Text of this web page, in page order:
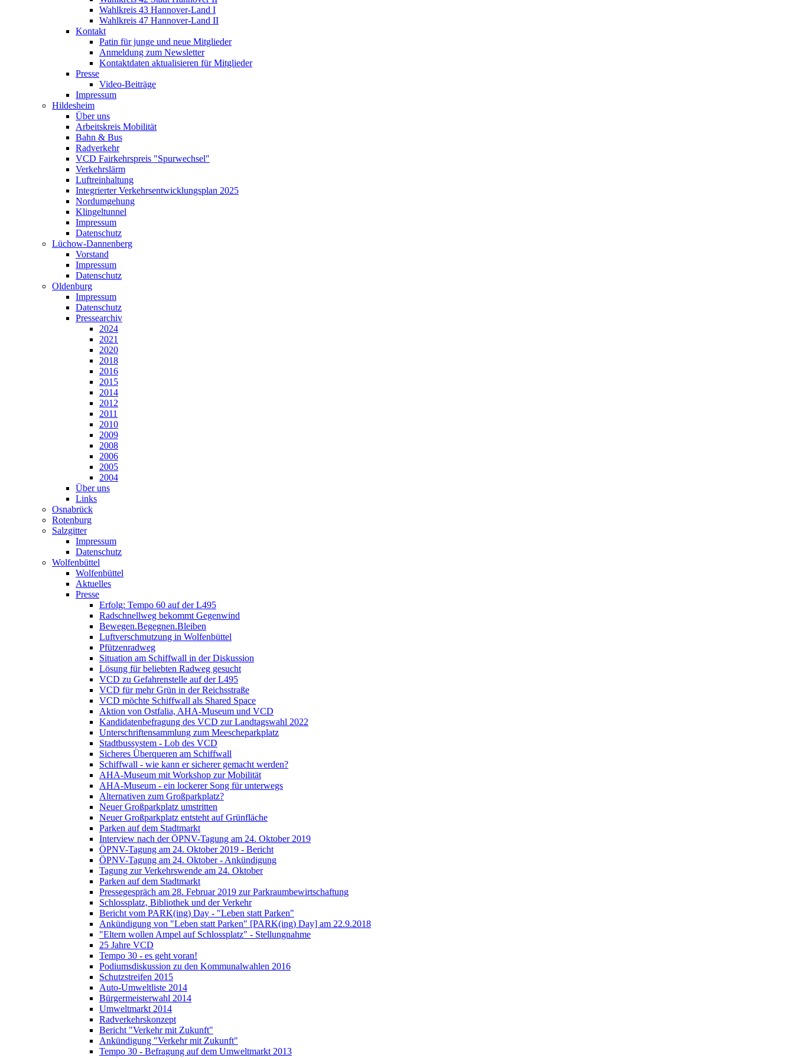
Wahlkreis 43 Hannover-Land I
Wahlkreis 47 Hannover-Land II
Kontakt
Patin für junge und neue Mitglieder
Anmeldung zum Newsletter
Kontaktdaten aktualisieren für Mitglieder
Presse
Video-Beiträge
Impressum
Hildesheim
Über uns
Arbeitskreis Mobilität
Bahn & Bus
Radverkehr
VCD Fairkehrspreis "Spurwechsel"
Verkehrslärm
Luftreinhaltung
Integrierter Verkehrsentwicklungsplan 2025
Nordumgehung
Klingeltunnel
Impressum
Datenschutz
Lüchow-Dannenberg
Vorstand
Impressum
Datenschutz
Oldenburg
Impressum
Datenschutz
Pressearchiv
2024
2021
2020
2018
2016
2015
2014
2012
2011
2010
2009
2008
2006
2005
2004
Über uns
Links
Osnabrück
Rotenburg
Salzgitter
Impressum
Datenschutz
Wolfenbüttel
Wolfenbüttel
Aktuelles
Presse
Erfolg: Tempo 60 auf der L495
Radschnellweg bekommt Gegenwind
Bewegen.Begegnen.Bleiben
Luftverschmutzung in Wolfenbüttel
Pfützenradweg
Situation am Schiffwall in der Diskussion
Lösung für beliebten Radweg gesucht
VCD zu Gefahrenstelle auf der L495
VCD für mehr Grün in der Reichsstraße
VCD möchte Schiffwall als Shared Space
Aktion von Ostfalia, AHA-Museum und VCD
Kandidatenbefragung des VCD zur Landtagswahl 2022
Unterschriftensammlung zum Meescheparkplatz
Stadtbussystem - Lob des VCD
Sicheres Überqueren am Schiffwall
Schiffwall - wie kann er sicherer gemacht werden?
AHA-Museum mit Workshop zur Mobilität
AHA-Museum - ein lockerer Song für unterwegs
Alternativen zum Großparkplatz?
Neuer Großparkplatz umstritten
Neuer Großparkplatz entsteht auf Grünfläche
Parken auf dem Stadtmarkt
Interview nach der ÖPNV-Tagung am 24. Oktober 2019
ÖPNV-Tagung am 24. Oktober 2019 - Bericht
ÖPNV-Tagung am 24. Oktober - Ankündigung
Tagung zur Verkehrswende am 24. Oktober
Parken auf dem Stadtmarkt
Pressegespräch am 28. Februar 2019 zur Parkraumbewirtschaftung
Schlossplatz, Bibliothek und der Verkehr
Bericht vom PARK(ing) Day - "Leben statt Parken"
Ankündigung von "Leben statt Parken" [PARK(ing) Day] am 22.9.2018
"Eltern wollen Ampel auf Schlossplatz" - Stellungnahme
25 Jahre VCD
Tempo 30 - es geht voran!
Podiumsdiskussion zu den Kommunalwahlen 2016
Schutzstreifen 2015
Auto-Umweltliste 2014
Bürgermeisterwahl 2014
Umweltmarkt 2014
Radverkehrskonzept
Bericht "Verkehr mit Zukunft"
Ankündigung "Verkehr mit Zukunft"
Tempo 30 - Befragung auf dem Umweltmarkt 2013